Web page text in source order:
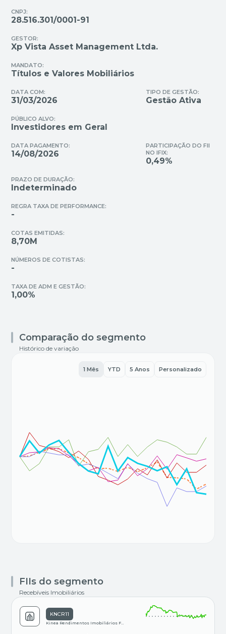
DATA COM:
31/03/2026
GESTOR:
Xp Vista Asset Management Ltda.
CNPJ:
28.516.301/0001-91
MANDATO:
Títulos e Valores Mobiliários
TIPO DE GESTÃO:
Gestão Ativa
PÚBLICO ALVO:
Investidores em Geral
DATA PAGAMENTO:
14/08/2026
PARTICIPAÇÃO DO FII
NO IFIX:
0,49%
PRAZO DE DURAÇÃO:
Indeterminado
REGRA TAXA DE PERFORMANCE:
-
TAXA DE ADM E GESTÃO:
1,00%
COTAS EMITIDAS:
8,70M
NÚMEROS DE COTISTAS:
-
Comparação do segmento
Histórico de variação
1 Mês YTD 5 Anos Personalizado
FIIs do segmento
Recebíveis Imobiliários
KNCR11